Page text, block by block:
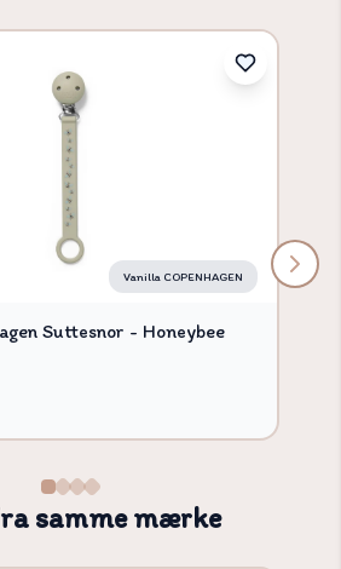
Vanilla COPENHAGEN
Suttesnor - Honeybee
samme mærke